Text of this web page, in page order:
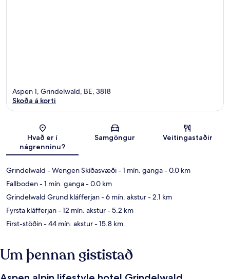
Kort
Aspen 1, Grindelwald, BE, 3818
Skoða á korti
Hvað er í
nágrenninu?
Samgöngur Veitingastaðir
Grindelwald - Wengen Skíðasvæði- 1 mín. ganga- 0.0 km
Fallboden- 1 mín. ganga- 0.0 km
Grindelwald Grund kláfferjan- 6 mín. akstur- 2.1 km
Fyrsta kláfferjan- 12 mín. akstur- 5.2 km
First-stöðin- 44 mín. akstur- 15.8 km
Um þennan gististað